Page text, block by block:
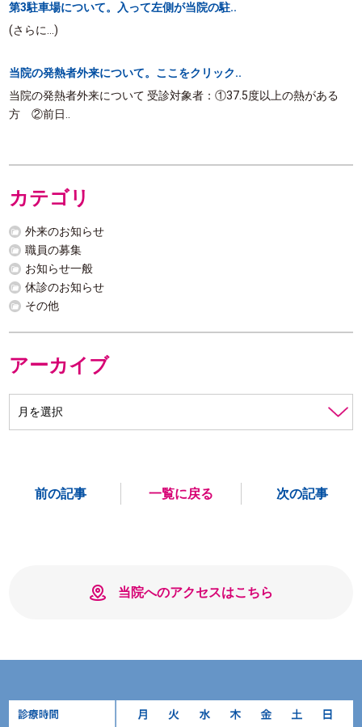
第3駐車場について。入って左側が当院の駐..
(さらに…)
当院の発熱者外来について。ここをクリック..
当院の発熱者外来について 受診対象者：①37.5度以上の熱がある
方 ②前日..
カテゴリ
外来のお知らせ
職員の募集
お知らせ一般
休診のお知らせ
その他
アーカイブ
前の記事 一覧に戻る 次の記事
当院へのアクセスはこちら